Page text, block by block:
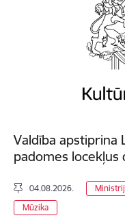
Valdība apstiprina
padomes locekļus
04.08.2026.
Mūzika